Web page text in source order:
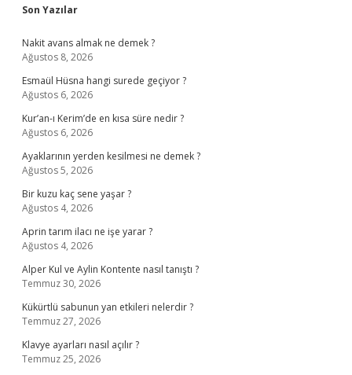
Sidebar
Son Yazılar
Nakit avans almak ne demek ?
Ağustos 8, 2026
Esmaül Hüsna hangi surede geçiyor ?
Ağustos 6, 2026
Kur’an-ı Kerim’de en kısa süre nedir ?
Ağustos 6, 2026
Ayaklarının yerden kesilmesi ne demek ?
Ağustos 5, 2026
Bir kuzu kaç sene yaşar ?
Ağustos 4, 2026
Aprin tarım ilacı ne işe yarar ?
Ağustos 4, 2026
Alper Kul ve Aylin Kontente nasıl tanıştı ?
Temmuz 30, 2026
Kükürtlü sabunun yan etkileri nelerdir ?
Temmuz 27, 2026
Klavye ayarları nasıl açılır ?
Temmuz 25, 2026